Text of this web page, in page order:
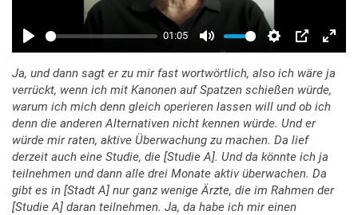
Ja, und dann sagt er zu mir fast wortwörtlich, also ich wäre ja
verrückt, wenn ich mit Kanonen auf Spatzen schießen würde,
warum ich mich denn gleich operieren lassen will und ob ich
denn die anderen Alternativen nicht kennen würde. Und er
würde mir raten, aktive Überwachung zu machen. Da lief
derzeit auch eine Studie, die [Studie A]. Und da könnte ich ja
teilnehmen und dann alle drei Monate aktiv überwachen. Da
gibt es in [Stadt A] nur ganz wenige Ärzte, die im Rahmen der
[Studie A] daran teilnehmen. Ja, da habe ich mir einen